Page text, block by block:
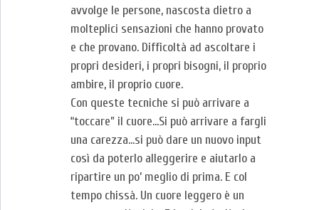
avvolge le persone, nascosta dietro a
molteplici sensazioni che hanno provato
e che provano. Difficoltà ad ascoltare i
propri desideri, i propri bisogni, il proprio
ambire, il proprio cuore.
Con queste tecniche si può arrivare a
“toccare” il cuore…Si può arrivare a fargli
una carezza…si può dare un nuovo input
così da poterlo alleggerire e aiutarlo a
ripartire un po’ meglio di prima. E col
tempo chissà. Un cuore leggero è un